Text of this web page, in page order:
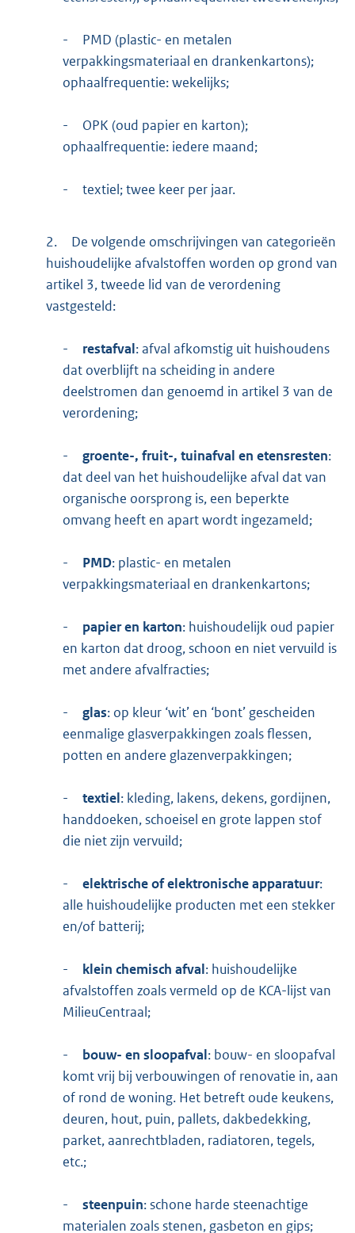
-
PMD (plastic- en metalen
verpakkingsmateriaal en drankenkartons);
ophaalfrequentie: wekelijks;
-
OPK (oud papier en karton);
ophaalfrequentie: iedere maand;
- textiel; twee keer per jaar.
2.
De volgende omschrijvingen van categorieën
huishoudelijke afvalstoffen worden op grond van
artikel 3, tweede lid van de verordening
vastgesteld:
- restafval: afval afkomstig uit huishoudens
dat overblijft na scheiding in andere
deelstromen dan genoemd in artikel 3 van de
verordening;
- groente-, fruit-, tuinafval en etensresten:
dat deel van het huishoudelijke afval dat van
organische oorsprong is, een beperkte
omvang heeft en apart wordt ingezameld;
- PMD: plastic- en metalen
verpakkingsmateriaal en drankenkartons;
- papier en karton: huishoudelijk oud papier
en karton dat droog, schoon en niet vervuild is
met andere afvalfracties;
- glas: op kleur ‘wit’ en ‘bont’ gescheiden
eenmalige glasverpakkingen zoals flessen,
potten en andere glazenverpakkingen;
- textiel: kleding, lakens, dekens, gordijnen,
handdoeken, schoeisel en grote lappen stof
die niet zijn vervuild;
- elektrische of elektronische apparatuur:
alle huishoudelijke producten met een stekker
en/of batterij;
- klein chemisch afval: huishoudelijke
afvalstoffen zoals vermeld op de KCA-lijst van
MilieuCentraal;
- bouw- en sloopafval: bouw- en sloopafval
komt vrij bij verbouwingen of renovatie in, aan
of rond de woning. Het betreft oude keukens,
deuren, hout, puin, pallets, dakbedekking,
parket, aanrechtbladen, radiatoren, tegels,
etc.;
- steenpuin: schone harde steenachtige
materialen zoals stenen, gasbeton en gips;